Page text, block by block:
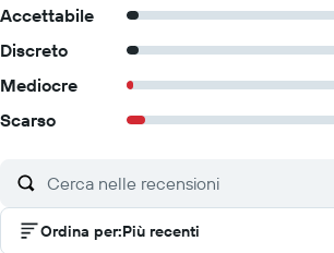
Accettabile
Discreto
Mediocre
Scarso
Ordina per:Più recenti